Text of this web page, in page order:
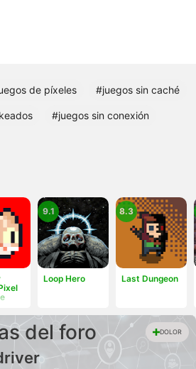
de píxeles #juegos sin caché
#juegos sin conexión
Loop Hero
9.1
Last Dungeon
8.3
del foro DOLOR